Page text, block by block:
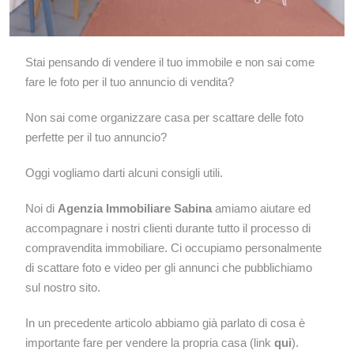
Stai pensando di vendere il tuo immobile e non sai come
fare le foto per il tuo annuncio di vendita?
Non sai come organizzare casa per scattare delle foto
perfette per il tuo annuncio?
Oggi vogliamo darti alcuni consigli utili.
Noi di Agenzia Immobiliare Sabina amiamo aiutare ed
accompagnare i nostri clienti durante tutto il processo di
compravendita immobiliare. Ci occupiamo personalmente
di scattare foto e video per gli annunci che pubblichiamo
sul nostro sito.
In un precedente articolo abbiamo già parlato di cosa è
importante fare per vendere la propria casa (link qui).